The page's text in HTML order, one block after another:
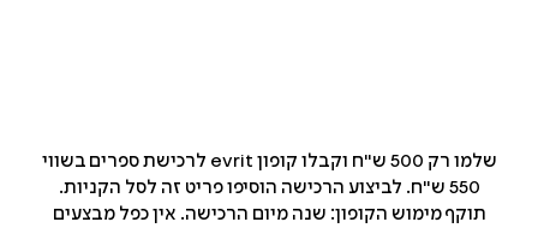
שלמו רק 500 ש"ח וקבלו קופון evrit לרכישת ספרים בשווי
550 ש"ח. לביצוע הרכישה הוסיפו פריט זה לסל הקניות.
תוקף מימוש הקופון: שנה מיום הרכישה. אין כפל מבצעים